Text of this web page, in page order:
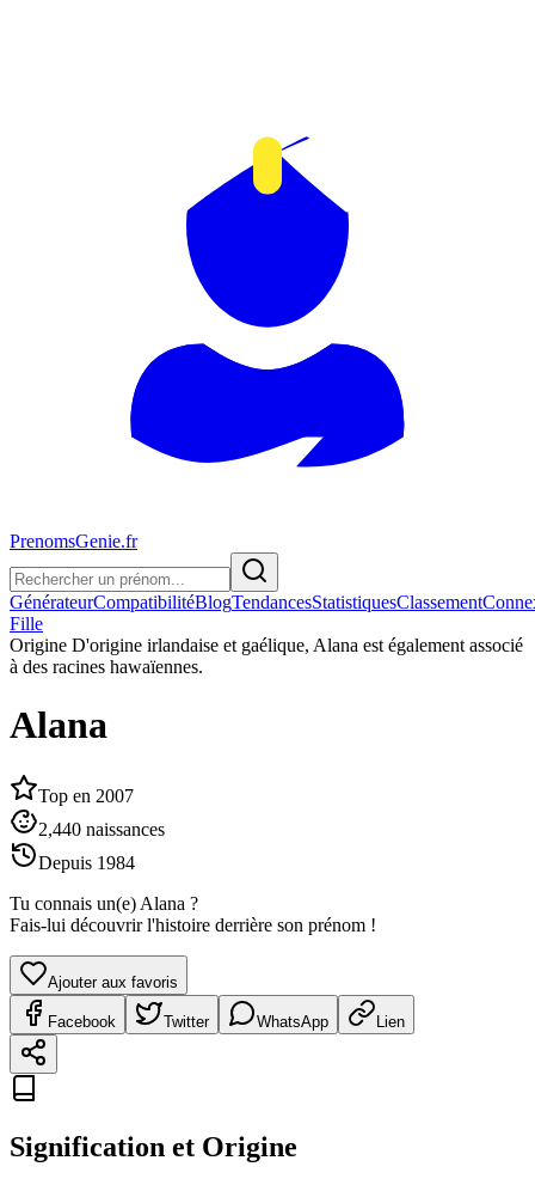
PrenomsGenie.fr
GénérateurCompatibilitéBlogTendancesStatistiquesClassement
Fille
Origine D'origine irlandaise et gaélique, Alana est également associé
à des racines hawaïennes.
Alana
Top en 2007
2,440 naissances
Depuis 1984
Tu connais un(e) Alana ?
Fais-lui découvrir l'histoire derrière son prénom !
Ajouter aux favoris
Facebook Twitter WhatsApp Lien
Signification et Origine